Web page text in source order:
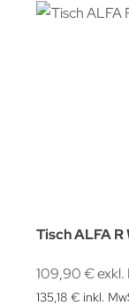
Tisch ALFA
109,90 € exkl.
135,18 € inkl.